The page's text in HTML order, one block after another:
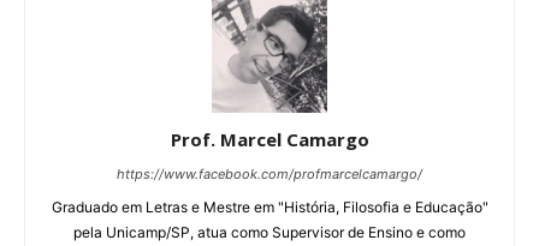
Prof. Marcel Camargo
https://www.facebook.com/profmarcelcamargo/
Graduado em Letras e Mestre em "História, Filosofia e Educação"
pela Unicamp/SP, atua como Supervisor de Ensino e como